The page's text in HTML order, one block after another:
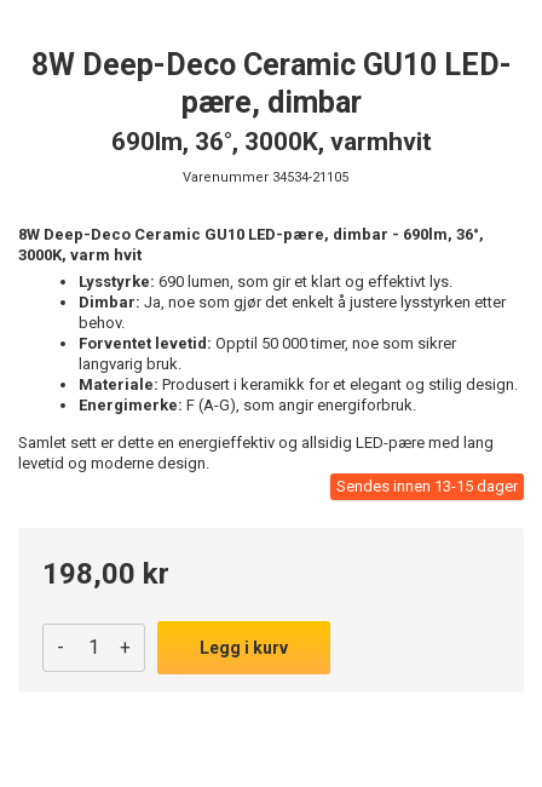
8W Deep-Deco Ceramic GU10 LED-
pære, dimbar
690lm, 36°, 3000K, varmhvit
Varenummer 34534-21105
8W Deep-Deco Ceramic GU10 LED-pære, dimbar - 690lm, 36°,
3000K, varm hvit
Lysstyrke: 690 lumen, som gir et klart og effektivt lys.
Dimbar: Ja, noe som gjør det enkelt å justere lysstyrken etter
behov.
Forventet levetid: Opptil 50 000 timer, noe som sikrer
langvarig bruk.
Materiale: Produsert i keramikk for et elegant og stilig design.
Energimerke: F (A-G), som angir energiforbruk.
Samlet sett er dette en energieffektiv og allsidig LED-pære med lang
levetid og moderne design.
Sendes innen 13-15 dager
198,00 kr
- + Legg i kurv